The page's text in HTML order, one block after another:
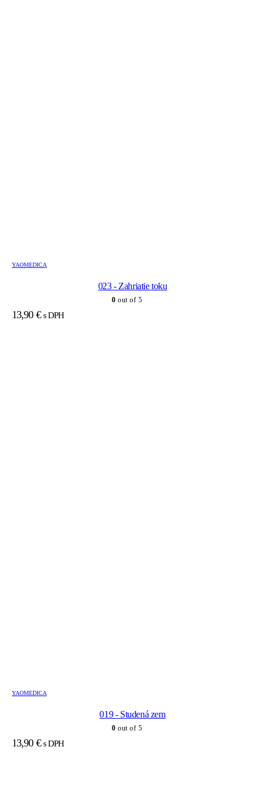
YAOMEDICA
023 - Zahriatie toku
0 out of 5
13,90 € s DPH
YAOMEDICA
019 - Studená zem
0 out of 5
13,90 € s DPH